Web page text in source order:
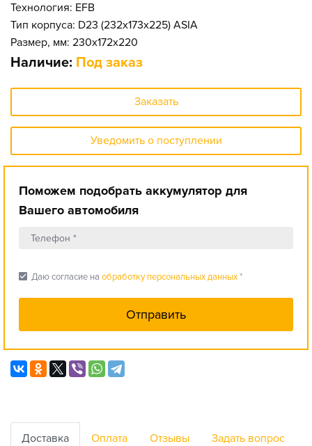
Технология: EFB
Тип корпуса: D23 (232x173x225) ASIA
Размер, мм: 230x172x220
Наличие: Под заказ
Заказать
Уведомить о поступлении
Поможем подобрать аккумулятор для
Вашего автомобиля
check_box Даю согласие на обработку персональных данных*
Доставка Оплата Отзывы Задать вопрос